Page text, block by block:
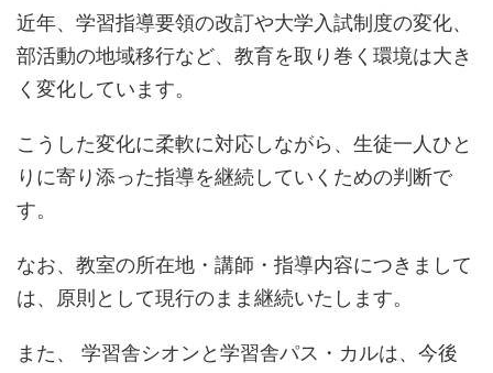
近年、学習指導要領の改訂や大学入試制度の変化、
部活動の地域移行など、教育を取り巻く環境は大き
く変化しています。
こうした変化に柔軟に対応しながら、生徒一人ひと
りに寄り添った指導を継続していくための判断で
す。
なお、教室の所在地・講師・指導内容につきまして
は、原則として現行のまま継続いたします。
また、 学習舎シオンと学習舎パス・カルは、今後